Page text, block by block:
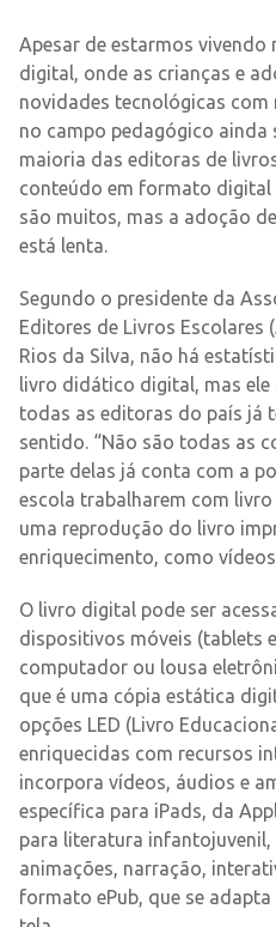
Apesar de estarmos vivendo
digital, onde as crianças e
novidades tecnológicas com
no campo pedagógico ainda
maioria das editoras de
conteúdo em formato digital
são muitos, mas a adoção
está lenta.
Segundo o presidente da
Editores de Livros Escolares
Rios da Silva, não há
livro didático digital, mas
todas as editoras do país já
sentido. “Não são todas as
parte delas já conta com a
escola trabalharem com
uma reprodução do livro
enriquecimento, como
O livro digital pode ser
dispositivos móveis (tablets
computador ou lousa
que é uma cópia estática
opções LED (Livro
enriquecidas com recursos
incorpora vídeos, áudios e
específica para iPads, da
para literatura infantojuvenil,
animações, narração,
formato ePub, que se